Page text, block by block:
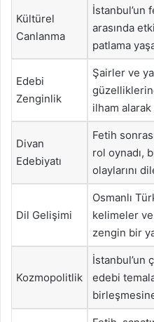
Kültürel
Canlanma
İstanbul’un
arasında
patlama
Edebi
Zenginlik
Şairler ve
ilham alarak
Divan
Edebiyatı
Fetih
rol oynadı,
olaylarını
Dil Gelişimi
Osmanlı
kelimeler
zengin bir
Kozmopolitlik
İstanbul’un
edebi